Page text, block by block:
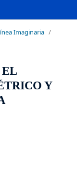
Imaginaria /
Y